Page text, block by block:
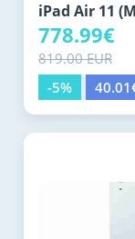
iPad Air 11
778.99€
819.00 EUR
-5%